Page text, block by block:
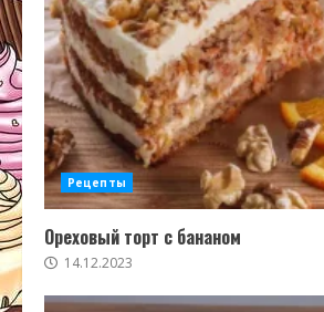
Рецепты
Ореховый торт с бананом
14.12.2023